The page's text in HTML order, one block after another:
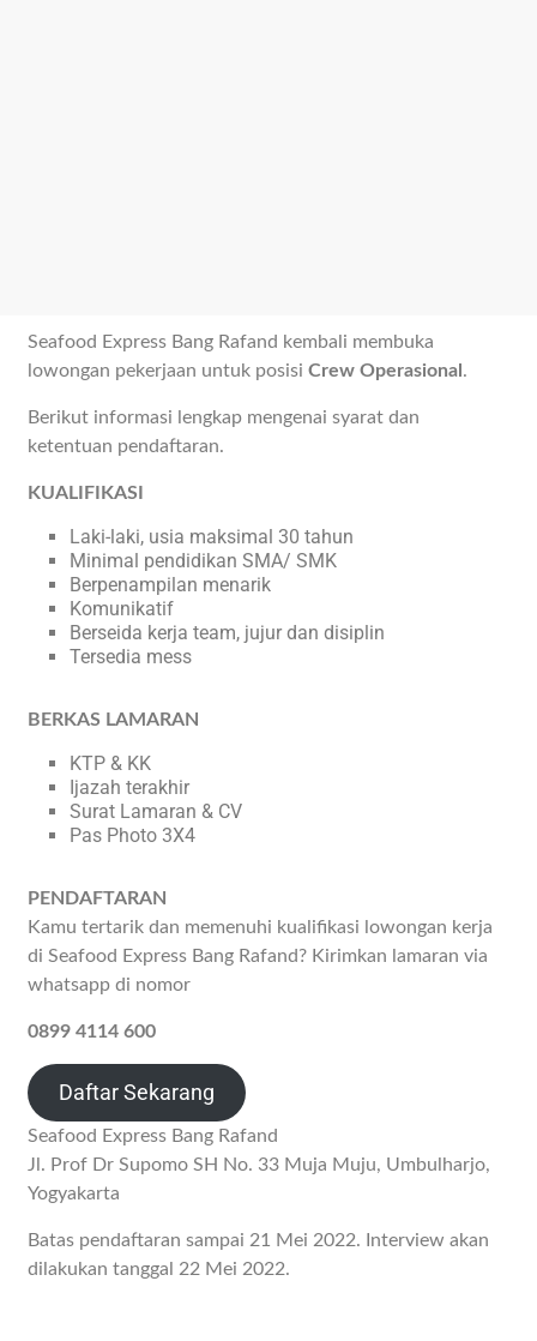
Seafood Express Bang Rafand kembali membuka
lowongan pekerjaan untuk posisiCrew Operasional .
Berikut informasi lengkap mengenai syarat dan
ketentuan pendaftaran.
KUALIFIKASI
Laki-laki, usia maksimal 30 tahun
Minimal pendidikan SMA/ SMK
Berpenampilan menarik
Komunikatif
Berseida kerja team, jujur dan disiplin
Tersedia mess
BERKAS LAMARAN
KTP & KK
Ijazah terakhir
Surat Lamaran & CV
Pas Photo 3X4
PENDAFTARAN
Kamu tertarik dan memenuhi kualifikasi lowongan kerja
di Seafood Express Bang Rafand? Kirimkan lamaran via
whatsapp di nomor
0899 4114 600
Daftar Sekarang
Seafood Express Bang Rafand
Jl. Prof Dr Supomo SH No. 33 Muja Muju, Umbulharjo,
Yogyakarta
Batas pendaftaran sampai 21 Mei 2022. Interview akan
dilakukan tanggal 22 Mei 2022.